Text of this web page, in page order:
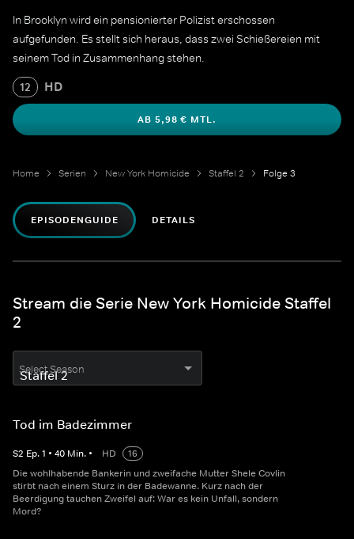
In Brooklyn wird ein pensionierter Polizist erschossen
aufgefunden. Es stellt sich heraus, dass zwei Schießereien mit
seinem Tod in Zusammenhang stehen.
12 HD
AB 5,98 € MTL.
Home Serien New York Homicide Staffel 2 Folge 3
EPISODENGUIDE DETAILS
Stream die Serie New York Homicide Staffel
2
Select Season
Tod im Badezimmer
S2 Ep.1 • 40 Min. • HD
16
Die wohlhabende Bankerin und zweifache Mutter Shele Covlin
stirbt nach einem Sturz in der Badewanne. Kurz nach der
Beerdigung tauchen Zweifel auf: War es kein Unfall, sondern
Mord?